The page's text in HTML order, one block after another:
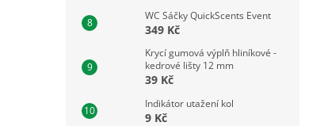
WC Sáčky QuickScents Event
349 Kč
Krycí gumová výplň hliníkové -
kedrové lišty 12 mm
39 Kč
Indikátor utažení kol
9 Kč